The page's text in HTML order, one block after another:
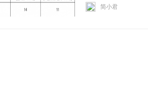
简小君